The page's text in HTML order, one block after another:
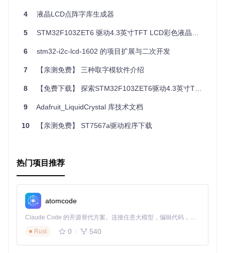
总体而言，Python LCD API和I2C LCD库是你进行LCD控制项
目时的理想伙伴，尤其对那些希望以简单方式集成显示器的开
发者来说，它将大大提升你的工作效率。立即尝试这个开源项
目，让你的创意借助清晰直观的屏幕呈现出来！
4 液晶LCD点阵字库生成器
5 STM32F103ZET6 驱动4.3英寸TFT LCD彩色液晶触摸屏例程
6 stm32-i2c-lcd-1602 的项目扩展与二次开发
7 【亲测免费】 三种取字模软件介绍
8 【免费下载】 探索STM32F103ZET6驱动4.3英寸TFT LCD彩色液晶触摸屏的无限可能
9 Adafruit_LiquidCrystal 库技术文档
10 【亲测免费】 ST7567a驱动程序下载
热门项目推荐
atomcode
Claude Code 的开源替代方案。连接任意大模型，编辑代码，运行命令，自动验证 — 全自动执行。用 Rust 构建，极致性能。 ｜ An open-source alternative to Claude Code. Connect any LLM, edit code, run commands, and verify changes — autonomously. Built in Rust for speed. Get Started
Rust
0 540